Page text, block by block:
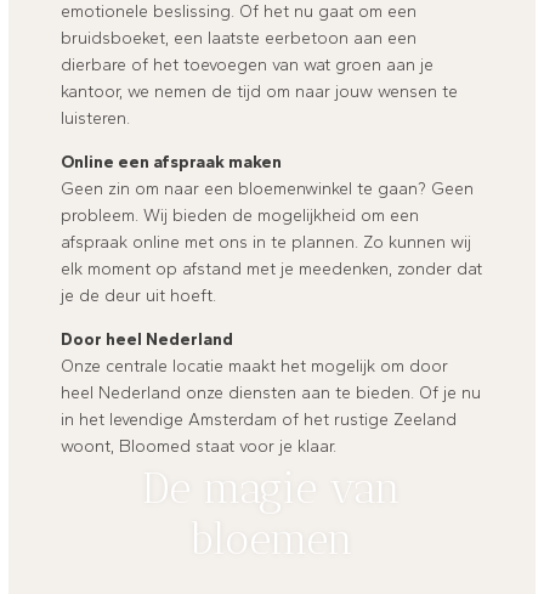
emotionele beslissing. Of het nu gaat om een
bruidsboeket, een laatste eerbetoon aan een
dierbare of het toevoegen van wat groen aan je
kantoor, we nemen de tijd om naar jouw wensen te
luisteren.
Online een afspraak maken
Geen zin om naar een bloemenwinkel te gaan? Geen
probleem. Wij bieden de mogelijkheid om een
afspraak online met ons in te plannen. Zo kunnen wij
elk moment op afstand met je meedenken, zonder dat
je de deur uit hoeft.
Door heel Nederland
Onze centrale locatie maakt het mogelijk om door
heel Nederland onze diensten aan te bieden. Of je nu
in het levendige Amsterdam of het rustige Zeeland
woont, Bloomed staat voor je klaar.
De magie van
bloemen